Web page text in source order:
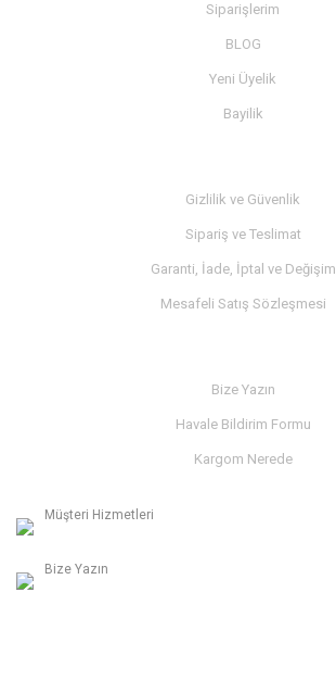
Siparişlerim
BLOG
Yeni Üyelik
Bayilik
Gizlilik ve Güvenlik
Sipariş ve Teslimat
Garanti, İade, İptal ve Değişim
Mesafeli Satış Sözleşmesi
Bize Yazın
Havale Bildirim Formu
Kargom Nerede
Müşteri Hizmetleri
Bize Yazın